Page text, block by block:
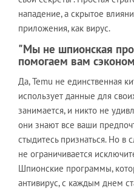
нападение, а скрытое
приложения, как вирус.
"Мы не шпионская
помогаем вам
Да, Temu не единственная
использует данные для
занимается, и никто не
они знают все ваши
стыдитесь признаться. Но в
не ограничивается
Шпионские программы,
антивирус, с каждым днем